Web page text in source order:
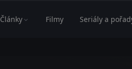
Články Filmy Seriály a